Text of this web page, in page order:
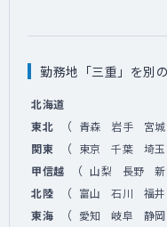
勤務地「三重」を別
北海道
東北
（ 青森 岩手 宮城
関東 （ 東京 千葉 埼玉
甲信越 （ 山梨 長野
北陸 （ 富山 石川 福井
東海 （ 愛知 岐阜 静岡